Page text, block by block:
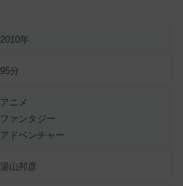
2010年
95分
アニメ
ファンタジー
アドベンチャー
湯山邦彦